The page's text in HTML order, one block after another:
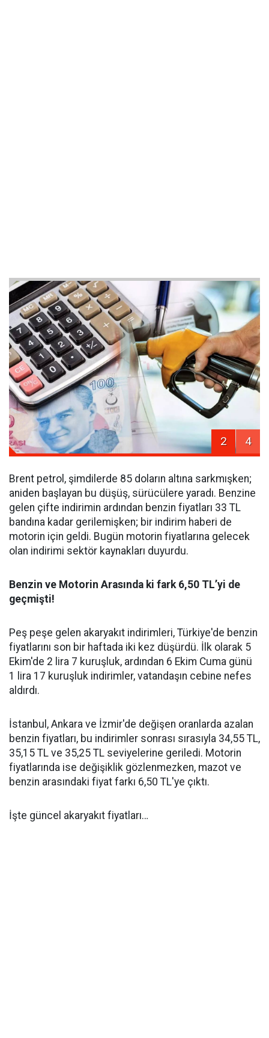
2 4
Brent petrol, şimdilerde 85 doların altına sarkmışken;
aniden başlayan bu düşüş, sürücülere yaradı. Benzine
gelen çifte indirimin ardından benzin fiyatları 33 TL
bandına kadar gerilemişken; bir indirim haberi de
motorin için geldi. Bugün motorin fiyatlarına gelecek
olan indirimi sektör kaynakları duyurdu.
Benzin ve Motorin Arasında ki fark 6,50 TL’yi de
geçmişti!
Peş peşe gelen akaryakıt indirimleri, Türkiye'de benzin
fiyatlarını son bir haftada iki kez düşürdü. İlk olarak 5
Ekim'de 2 lira 7 kuruşluk, ardından 6 Ekim Cuma günü
1 lira 17 kuruşluk indirimler, vatandaşın cebine nefes
aldırdı.
İstanbul, Ankara ve İzmir'de değişen oranlarda azalan
benzin fiyatları, bu indirimler sonrası sırasıyla 34,55 TL,
35,15 TL ve 35,25 TL seviyelerine geriledi. Motorin
fiyatlarında ise değişiklik gözlenmezken, mazot ve
benzin arasındaki fiyat farkı 6,50 TL'ye çıktı.
İşte güncel akaryakıt fiyatları…